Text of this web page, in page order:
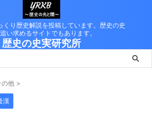
くり歴史解説を投稿しています。歴史の史
い求めるサイトでもあります。
歴史の史実研究所
の他 >
漢